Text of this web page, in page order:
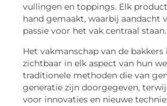
vullingen en toppings. Elk
hand gemaakt, waarbij aandacht
passie voor het vak centraal staan.
Het vakmanschap van de bakkers
zichtbaar in elk aspect van hun
traditionele methoden die van
generatie zijn doorgegeven,
voor innovaties en nieuwe